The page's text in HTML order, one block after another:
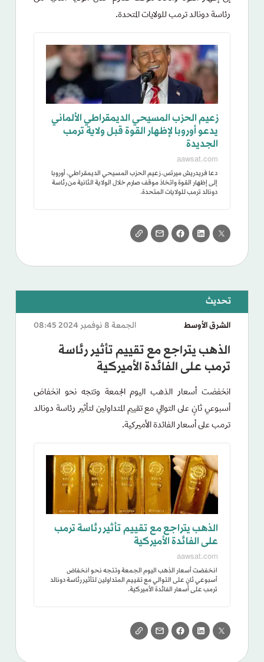
رئاسة دونالد ترمب للولايات المتحدة.
زعيم الحزب المسيحي الديمقراطي الألماني
يدعو أوروبا لإظهار القوة قبل ولاية ترمب
الجديدة
aawsat.com
دعا فريدريش ميرتس، زعيم الحزب المسيحي الديمقراطي، أوروبا
إلى إظهار القوة واتخاذ موقف صارم خلال الولاية الثانية من رئاسة
دونالد ترمب للولايات المتحدة.
الجمعة 8 نوفمبر 2024 08:45 الشرق الأوسط
الذهب يتراجع مع تقييم تأثير رئاسة
ترمب على الفائدة الأميركية
انخفضت أسعار الذهب اليوم الجمعة وتتجه نحو انخفاض
أسبوعي ثانٍ على التوالي مع تقييم المتداولين لتأثير رئاسة دونالد
ترمب على أسعار الفائدة الأميركية.
الذهب يتراجع مع تقييم تأثير رئاسة ترمب
على الفائدة الأميركية
aawsat.com
انخفضت أسعار الذهب اليوم الجمعة وتتجه نحو انخفاض
أسبوعي ثانٍ على التوالي مع تقييم المتداولين لتأثير رئاسة دونالد
ترمب على أسعار الفائدة الأميركية.